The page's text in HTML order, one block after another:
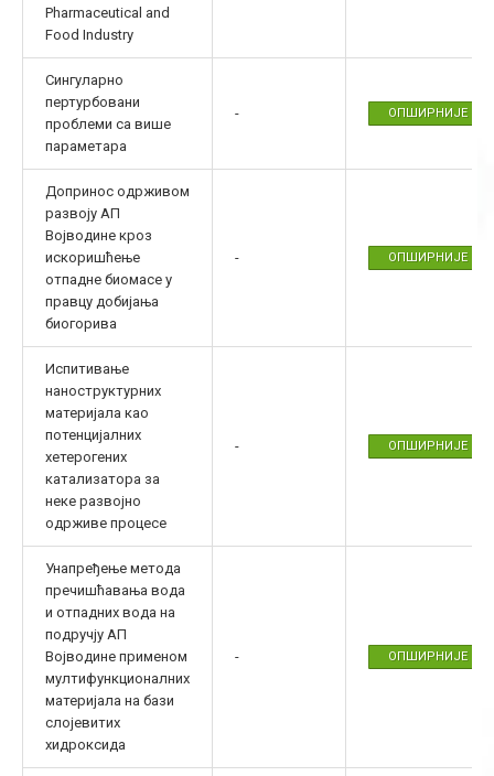
Pharmaceutical and
Food Industry
Сингуларно
пертурбовани
проблеми са више
параметара
- ОПШИРНИЈЕ
Допринос одрживом
развоју АП
Војводине кроз
искоришћење
отпадне биомасе у
правцу добијања
биогорива
- ОПШИРНИЈЕ
Испитивање
наноструктурних
материјала као
потенцијалних
хетерогених
катализатора за
неке развојно
одрживе процесе
- ОПШИРНИЈЕ
Унапређење метода
пречишћавања вода
и отпадних вода на
подручју АП
Војводине применом
мултифункционалних
материјала на бази
слојевитих
хидроксида
- ОПШИРНИЈЕ